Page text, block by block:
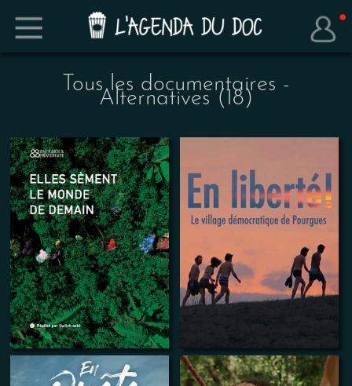
Tous les documentaires -
Alternatives (18)